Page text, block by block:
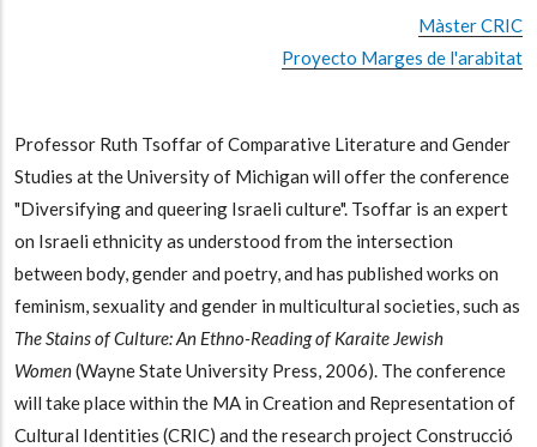
Màster CRIC
Proyecto Marges de l'arabitat
Professor Ruth Tsoffar of Comparative Literature and Gender
Studies at the University of Michigan will offer the conference
"Diversifying and queering Israeli culture". Tsoffar is an expert
on Israeli ethnicity as understood from the intersection
between body, gender and poetry, and has published works on
feminism, sexuality and gender in multicultural societies, such as
The Stains of Culture: An Ethno-Reading of Karaite Jewish
Women(Wayne State University Press, 2006). The conference
will take place within the MA in Creation and Representation of
Cultural Identities (CRIC) and the research project Construcció